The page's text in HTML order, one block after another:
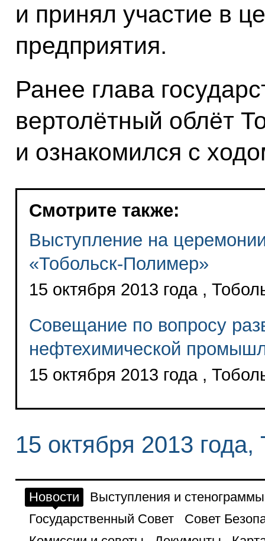
и принял участие в
предприятия.
Ранее глава
вертолётный облёт
и ознакомился с
Смотрите также:
Выступление на
«Тобольск-Полимер»
15 октября 2013 года ,
Совещание по вопросу
нефтехимической
15 октября 2013 года ,
15 октября 2013 года,
Новости
Выступления и стенограммы
Государственный Совет
Совет